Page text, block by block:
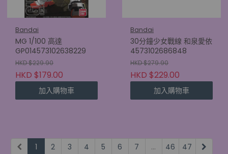
Bandai
MG 1/100 高達
GP014573102638229
HKD $229.90
HKD $179.00
加入購物車
Bandai
30分鐘少女戰線 和泉愛依
4573102686848
HKD $279.90
HKD $229.00
加入購物車
1 2 3 4 5 6 7 ... 46 47